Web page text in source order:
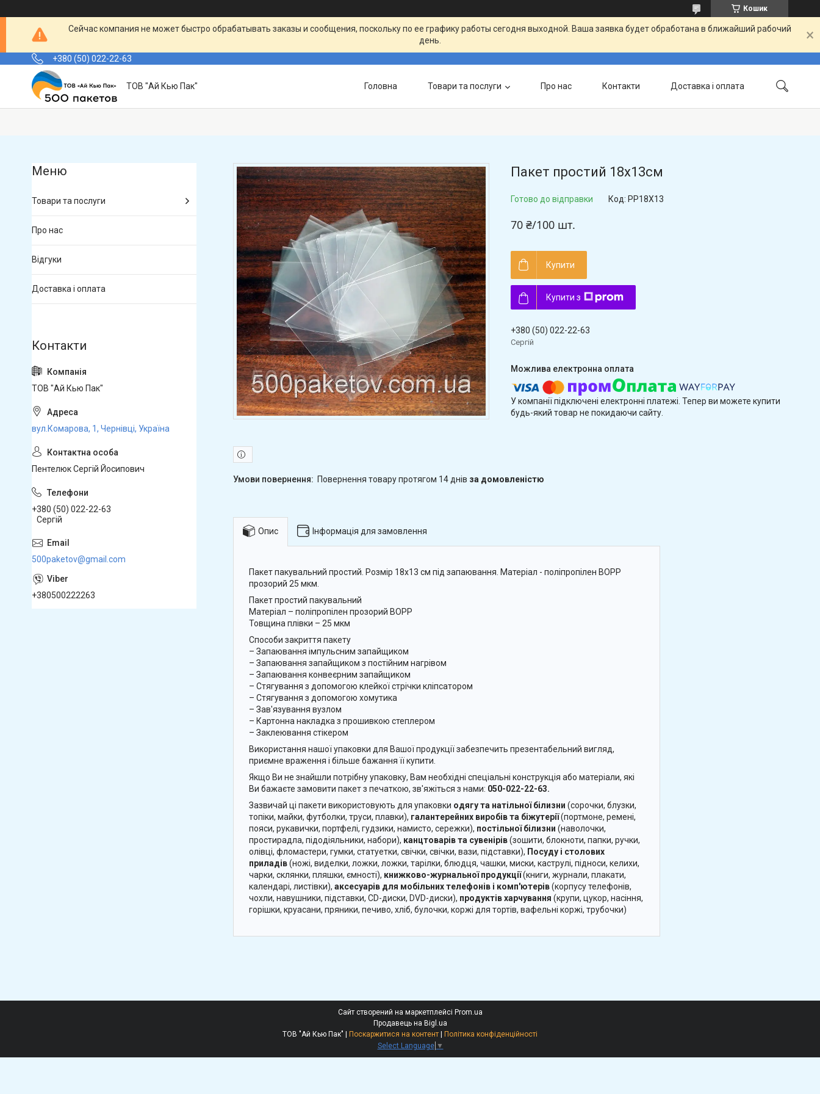
Кошик
Сейчас компания не может быстро обрабатывать заказы и сообщения, поскольку по ее графику работы сегодня выходной. Ваша заявка будет обработана в ближайший рабочий
день.
+380 (50) 022-22-63
ТОВ "Ай Кью Пак" Головна Товари та послуги Про нас Контакти Доставка і оплата
Пакет простий 18х13см
Готово до відправки Код: PP18X13
70 ₴/100 шт.
Купити
Купити з
+380 (50) 022-22-63
Сергій
У компанії підключені електронні платежі. Тепер ви можете купити
будь-який товар не покидаючи сайту.
повернення товару протягом 14 днів за домовленістю
Опис Інформація для замовлення
Пакет пакувальний простий. Розмір 18x13 см під запаювання. Матеріал - поліпропілен BOPP
прозорий 25 мкм.
Пакет простий пакувальний
Матеріал – поліпропілен прозорий BOPP
Товщина плівки – 25 мкм
Способи закриття пакету
– Запаювання імпульсним запайщиком
– Запаювання запайщиком з постійним нагрівом
– Запаювання конвеєрним запайщиком
– Стягування з допомогою клейкої стрічки кліпсатором
– Стягування з допомогою хомутика
– Зав'язування вузлом
– Картонна накладка з прошивкою степлером
– Заклеювання стікером
Використання нашої упаковки для Вашої продукції забезпечить презентабельний вигляд,
приємне враження і більше бажання її купити.
Якщо Ви не знайшли потрібну упаковку, Вам необхідні спеціальні конструкція або матеріали, які
Ви бажаєте замовити пакет з печаткою, зв'яжіться з нами: 050-022-22-63.
Зазвичай ці пакети використовують для упаковки одягу та натільної білизни (сорочки, блузки,
топіки, майки, футболки, труси, плавки), галантерейних виробів та біжутерії(портмоне, ремені,
пояси, рукавички, портфелі, гудзики, намисто, сережки), постільної білизни (наволочки,
простирадла, підодіяльники, набори), канцтоварів та сувенірів(зошити, блокноти, папки, ручки,
олівці, фломастери, гумки, статуетки, свічки, свічки, вази, підставки), Посуду і столових
приладів(ножі, виделки, ложки, ложки, тарілки, блюдця, чашки, миски, каструлі, підноси, келихи,
чарки, склянки, пляшки, ємності), книжково-журнальної продукції(книги, журнали, плакати,
календарі, листівки), аксесуарів для мобільних телефонів і комп'ютерів(корпусу телефонів,
чохли, навушники, підставки, CD-диски, DVD-диски), продуктів харчування (крупи, цукор, насіння,
горішки, круасани, пряники, печиво, хліб, булочки, коржі для тортів, вафельні коржі, трубочки)
Товари та послуги
Про нас
Відгуки
Доставка і оплата
ТОВ "Ай Кью Пак"
вул.Комарова, 1, Чернівці, Україна
Пентелюк Сергій Йосипович
+380 (50) 022-22-63
Сергій
500paketov@gmail.com
+380500222263
Сайт створений на маркетплейсі Prom.ua
Продавець на Bigl.ua
Поскаржитися на контент
Політика конфіденційності
Select Language ▼